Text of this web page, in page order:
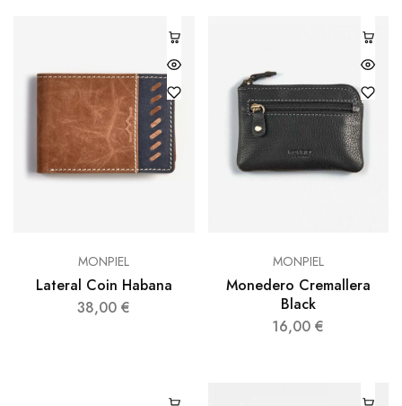
MONPIEL
Lateral Coin Habana
38,00€
MONPIEL
Monedero Cremallera
Black
16,00€